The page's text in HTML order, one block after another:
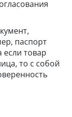
паспорт
если товар
то с собой